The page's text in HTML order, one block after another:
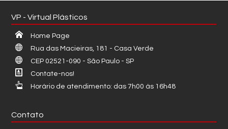
VP - Virtual Plásticos
Home Page
Rua das Macieiras, 181 - Casa Verde
CEP 02521-090 - São Paulo - SP
Contate-nos!
Horário de atendimento: das 7h00 às 16h48
Contato